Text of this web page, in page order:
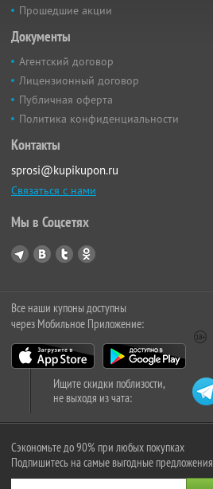
Прошедшие акции
Документы
Агентский договор
Лицензионный договор
Публичная оферта
Политика конфиденциальности
Контакты
sprosi@kupikupon.ru
Связаться с нами
Мы в Соцсетях
Все наши купоны доступны
через Мобильное Приложение:
Ищите скидки поблизости,
не выходя из чата:
Сэкономьте до 90% при любых покупках
Подпишитесь на самые выгодные предложения